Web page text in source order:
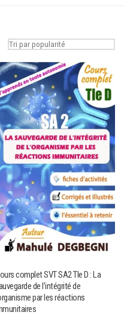
complet SVT SA2 Tle D : La
de l’intégrité de
par les réactions